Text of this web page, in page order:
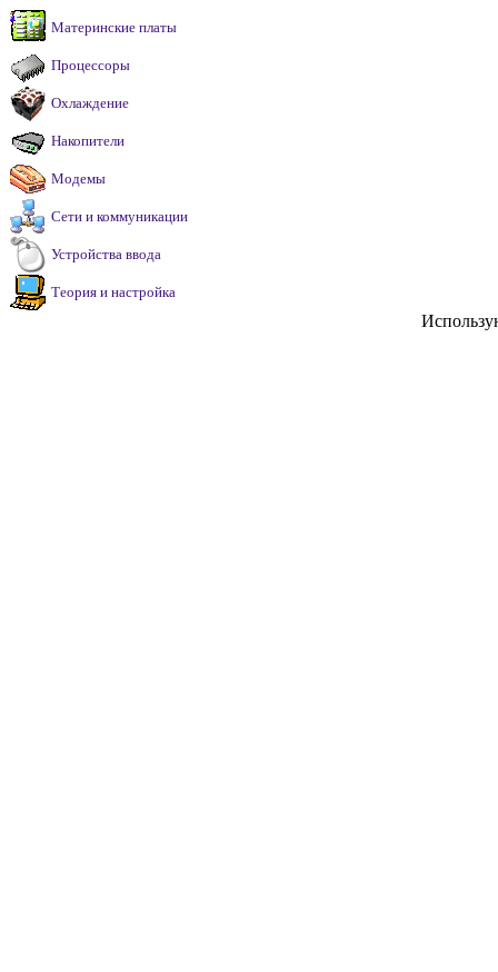
Материнские платы
Процессоры
Охлаждение
Накопители
Модемы
Сети и коммуникации
Устройства ввода
Теория и настройка